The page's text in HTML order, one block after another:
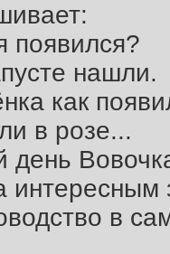
появился?
нашли.
как
в розе...
интересным
в